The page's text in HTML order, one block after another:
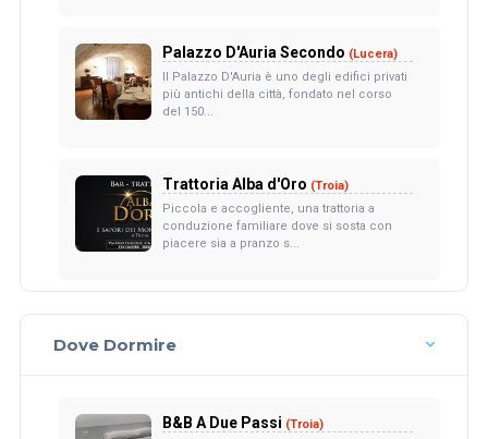
Palazzo D'Auria Secondo (Lucera)
Il Palazzo D'Auria è uno degli edifici privati
più antichi della città, fondato nel corso
del 150...
Trattoria Alba d'Oro (Troia)
Piccola e accogliente, una trattoria a
conduzione familiare dove si sosta con
piacere sia a pranzo s...
Dove Dormire
B&B A Due Passi (Troia)